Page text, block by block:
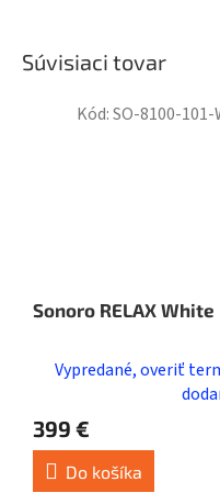
Súvisiaci tovar
Sonoro RELAX White
Vypredané, overiť
399 €
Do košíka
Kód:SO-8100-101-